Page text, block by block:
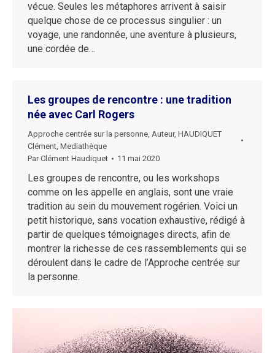
vécue. Seules les métaphores arrivent à saisir
quelque chose de ce processus singulier : un
voyage, une randonnée, une aventure à plusieurs,
une cordée de…
Les groupes de rencontre : une tradition
née avec Carl Rogers
Approche centrée sur la personne, Auteur, HAUDIQUET
Clément, Mediathèque
ParClément Haudiquet 11 mai 2020
Les groupes de rencontre, ou les workshops
comme on les appelle en anglais, sont une vraie
tradition au sein du mouvement rogérien. Voici un
petit historique, sans vocation exhaustive, rédigé à
partir de quelques témoignages directs, afin de
montrer la richesse de ces rassemblements qui se
déroulent dans le cadre de l’Approche centrée sur
la personne.